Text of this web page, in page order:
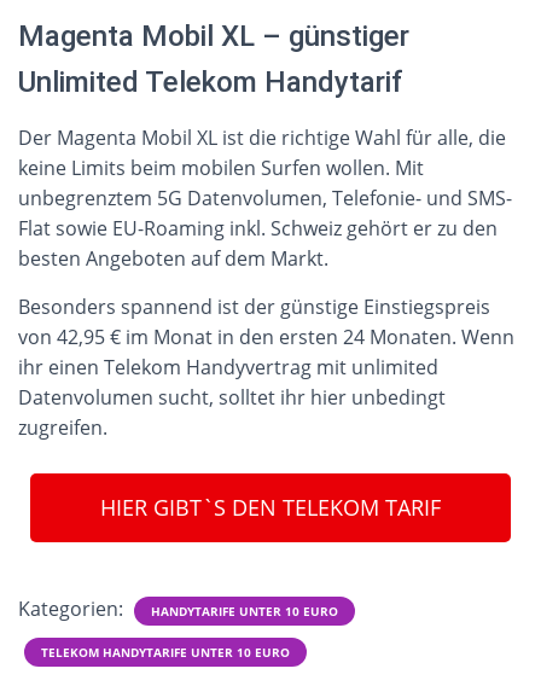
Magenta Mobil XL – günstiger
Unlimited Telekom Handytarif
Der Magenta Mobil XL ist die richtige Wahl für alle, die
keine Limits beim mobilen Surfen wollen. Mit
unbegrenztem 5G Datenvolumen, Telefonie- und SMS-
Flat sowie EU-Roaming inkl. Schweiz gehört er zu den
besten Angeboten auf dem Markt.
Besonders spannend ist der günstige Einstiegspreis
von 42,95 € im Monat in den ersten 24 Monaten. Wenn
ihr einen Telekom Handyvertrag mit unlimited
Datenvolumen sucht, solltet ihr hier unbedingt
zugreifen.
HIER GIBT`S DEN TELEKOM TARIF
Kategorien: HANDYTARIFE UNTER 10 EURO
TELEKOM HANDYTARIFE UNTER 10 EURO